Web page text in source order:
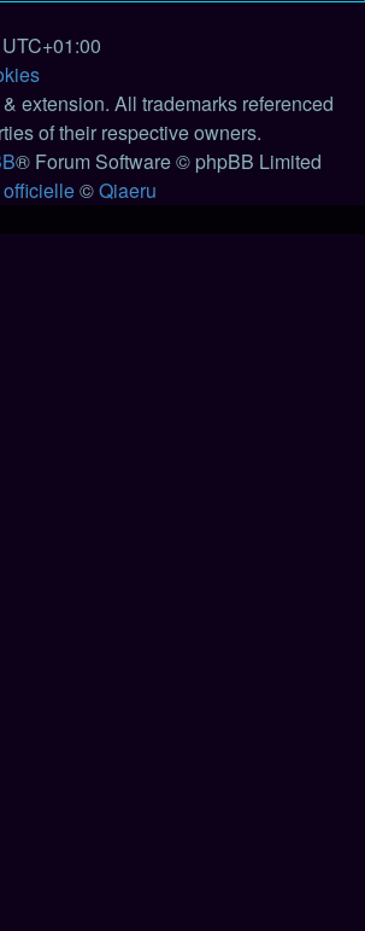
UTC+01:00
extension. All trademarks referenced
of their respective owners.
® Forum Software © phpBB Limited
©Qiaeru